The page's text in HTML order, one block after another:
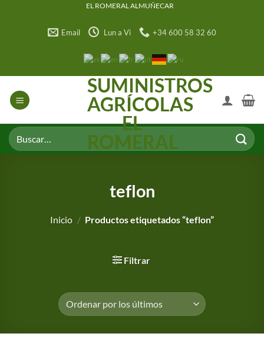
EL ROMERAL ALMUÑECAR
Email Lun a Vi +34 600 58 32 60
SUMINISTROS
AGRÍCOLAS
EL
ROMERAL
Buscar
por:
teflon
Inicio / Productos etiquetados “teflon”
Filtrar